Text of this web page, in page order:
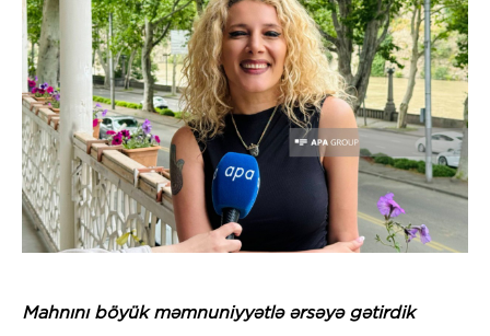
Mahnını böyük məmnuniyyətlə ərsəyə gətirdik